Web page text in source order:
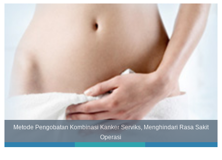
Metode Pengobatan Kombinasi Kanker Serviks, Menghindari Rasa Sakit
Operasi